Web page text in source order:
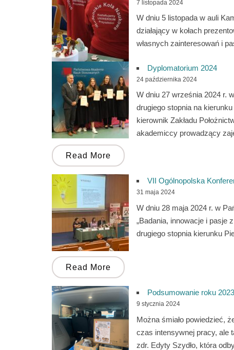
7 listopada 2024
W dniu 5 listopada w auli
działający w kołach
własnych zainteresowań i
Dyplomatorium 2024
24 października 2024
W dniu 27 września 2024 r.
drugiego stopnia na
kierownik Zakładu
akademiccy prowadzący
Read More
VII Ogólnopolska
31 maja 2024
W dniu 28 maja 2024 r. w
„Badania, innowacje i pasje
drugiego stopnia kierunku
Read More
Podsumowanie roku
9 stycznia 2024
Można śmiało powiedzieć,
czas intensywnej pracy, ale
zdr. Edyty Szydło, która